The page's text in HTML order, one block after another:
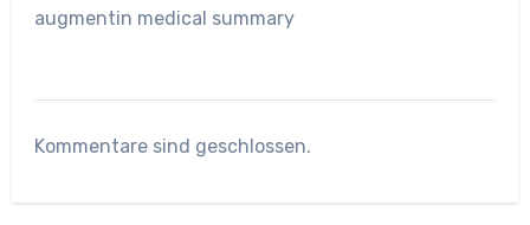
augmentin medical summary
Kommentare sind geschlossen.